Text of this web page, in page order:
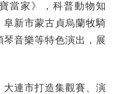
當家》，科普動物知
新市蒙古貞烏蘭牧騎
音樂等特色演出，展
連市打造集觀賽、演